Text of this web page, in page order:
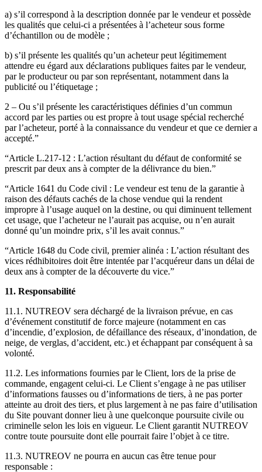
a) s’il correspond à la description donnée par le vendeur et possède
les qualités que celui-ci a présentées à l’acheteur sous forme
d’échantillon ou de modèle ;
b) s’il présente les qualités qu’un acheteur peut légitimement
attendre eu égard aux déclarations publiques faites par le vendeur,
par le producteur ou par son représentant, notamment dans la
publicité ou l’étiquetage ;
2 – Ou s’il présente les caractéristiques définies d’un commun
accord par les parties ou est propre à tout usage spécial recherché
par l’acheteur, porté à la connaissance du vendeur et que ce dernier a
accepté.”
“Article L.217-12 : L’action résultant du défaut de conformité se
prescrit par deux ans à compter de la délivrance du bien.”
“Article 1641 du Code civil : Le vendeur est tenu de la garantie à
raison des défauts cachés de la chose vendue qui la rendent
impropre à l’usage auquel on la destine, ou qui diminuent tellement
cet usage, que l’acheteur ne l’aurait pas acquise, ou n’en aurait
donné qu’un moindre prix, s’il les avait connus.”
“Article 1648 du Code civil, premier alinéa : L’action résultant des
vices rédhibitoires doit être intentée par l’acquéreur dans un délai de
deux ans à compter de la découverte du vice.”
11. Responsabilité
11.1. NUTREOV sera déchargé de la livraison prévue, en cas
d’événement constitutif de force majeure (notamment en cas
d’incendie, d’explosion, de défaillance des réseaux, d’inondation, de
neige, de verglas, d’accident, etc.) et échappant par conséquent à sa
volonté.
11.2. Les informations fournies par le Client, lors de la prise de
commande, engagent celui-ci. Le Client s’engage à ne pas utiliser
d’informations fausses ou d’informations de tiers, à ne pas porter
atteinte au droit des tiers, et plus largement à ne pas faire d’utilisation
du Site pouvant donner lieu à une quelconque poursuite civile ou
criminelle selon les lois en vigueur. Le Client garantit NUTREOV
contre toute poursuite dont elle pourrait faire l’objet à ce titre.
11.3. NUTREOV ne pourra en aucun cas être tenue pour
responsable :